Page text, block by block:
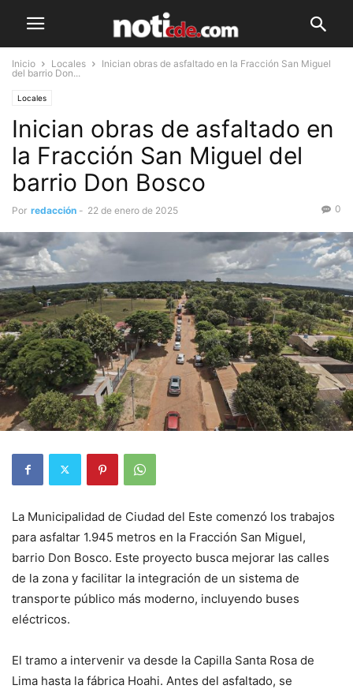
Inicio Locales
Inician obras de asfaltado en la Fracción San Miguel
del barrio Don...
Locales
Inician obras de asfaltado en
la Fracción San Miguel del
barrio Don Bosco
Por redacción - 22 de enero de 2025 0
La Municipalidad de Ciudad del Este comenzó los trabajos
para asfaltar 1.945 metros en la Fracción San Miguel,
barrio Don Bosco. Este proyecto busca mejorar las calles
de la zona y facilitar la integración de un sistema de
transporte público más moderno, incluyendo buses
eléctricos.
El tramo a intervenir va desde la Capilla Santa Rosa de
Lima hasta la fábrica Hoahi. Antes del asfaltado, se